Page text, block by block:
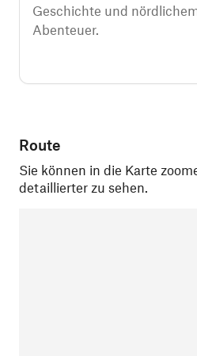
Geschichte und
Abenteuer.
Route
Sie können in die Karte
detaillierter zu sehen.